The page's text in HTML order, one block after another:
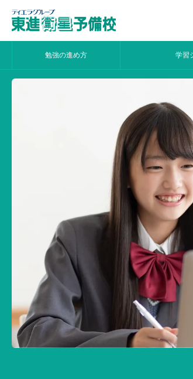
勉強の進め方 学習